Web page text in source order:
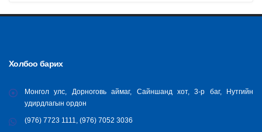
Холбоо барих
Монгол улс, Дорноговь аймаг, Сайншанд хот, 3-р баг, Нутгийн
удирдлагын ордон
(976) 7723 1111, (976) 7052 3036